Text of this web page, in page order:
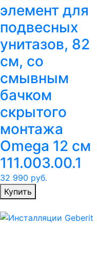
элемент для
подвесных
унитазов, 82
см, со
смывным
бачком
скрытого
монтажа
Omega 12 см
111.003.00.1
32 990 руб.
Купить